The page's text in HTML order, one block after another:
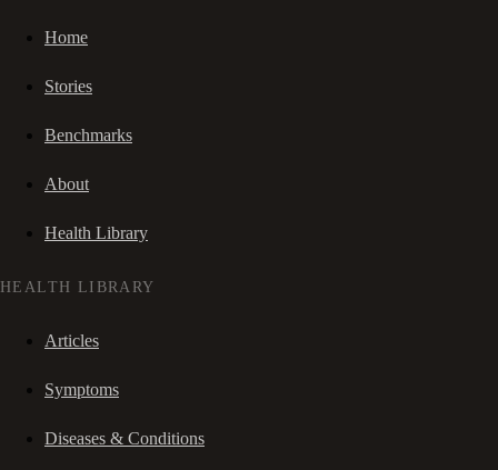
Home
Stories
Benchmarks
About
Health Library
HEALTH LIBRARY
Articles
Symptoms
Diseases & Conditions